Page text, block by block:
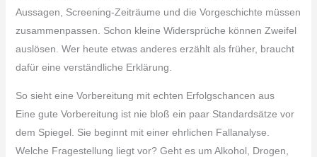
Aussagen, Screening-Zeiträume und die Vorgeschichte müssen
zusammenpassen. Schon kleine Widersprüche können Zweifel
auslösen. Wer heute etwas anderes erzählt als früher, braucht
dafür eine verständliche Erklärung.
So sieht eine Vorbereitung mit echten Erfolgschancen aus
Eine gute Vorbereitung ist nie bloß ein paar Standardsätze vor
dem Spiegel. Sie beginnt mit einer ehrlichen Fallanalyse.
Welche Fragestellung liegt vor? Geht es um Alkohol, Drogen,